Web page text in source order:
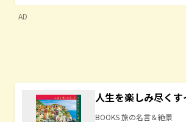
AD
人生を楽しみ尽く
BOOKS 旅の名言＆絶景